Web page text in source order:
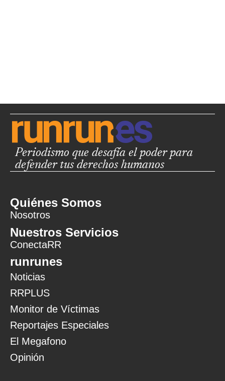
Periodismo que desafía el poder para
defender tus derechos humanos
Quiénes Somos
Nosotros
Nuestros Servicios
ConectaRR
runrunes
Noticias
RRPLUS
Monitor de Víctimas
Reportajes Especiales
El Megafono
Opinión